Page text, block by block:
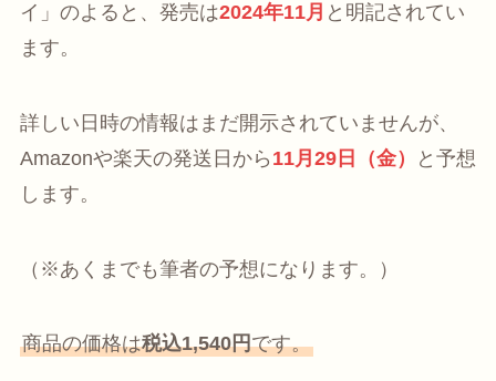
イ」のよると、発売は2024年11月 と明記されてい
ます。
詳しい日時の情報はまだ開示されていませんが、
Amazonや楽天の発送日から 11月29日（金）
と予想
します。
（※あくまでも筆者の予想になります。）
商品の価格は税込1,540円です。